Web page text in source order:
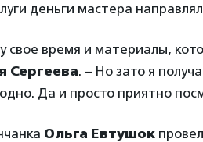
деньги мастера
свое время и материалы,
Сергеева. – Но зато я
Да и просто приятно
Ольга Евтушок